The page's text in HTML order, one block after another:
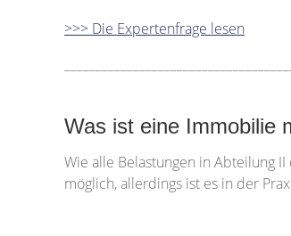
>>> Die Expertenfrage lesen
Was ist eine Immobilie
Wie alle Belastungen in Abteilung
möglich, allerdings ist es in der